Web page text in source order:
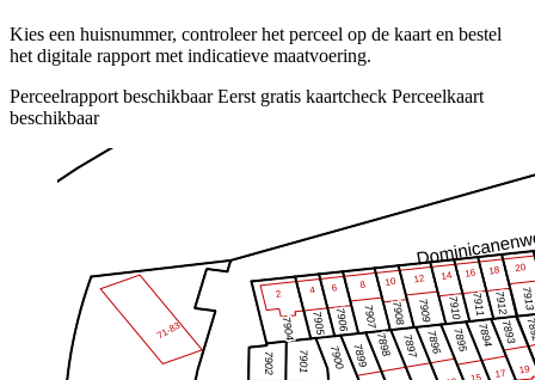
Kies een huisnummer, controleer het perceel op de kaart en bestel
het digitale rapport met indicatieve maatvoering.
Perceelrapport beschikbaar Eerst gratis kaartcheck Perceelkaart
beschikbaar